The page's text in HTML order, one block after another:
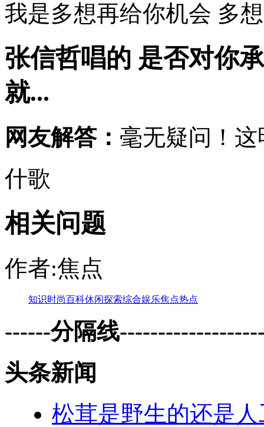
我是多想再给你机会 多
张信哲唱的 是否对你
就...
网友解答： 毫无疑问！
什歌
相关问题
作者:焦点
知识时尚百科休闲探索综合娱乐焦点热点
------分隔线
头条新闻
松茸是野生的还是